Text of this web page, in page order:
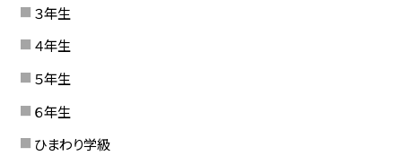
３年生
４年生
５年生
６年生
ひまわり学級